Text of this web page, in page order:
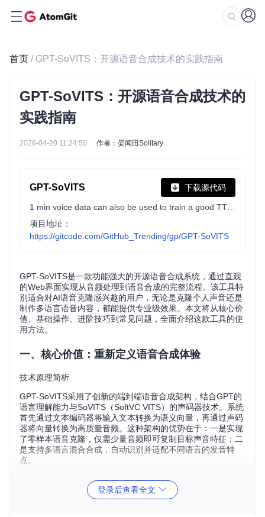
首页 / GPT-SoVITS：开源语音合成技术的实践指南
GPT-SoVITS：开源语音合成技术的
实践指南
2026-04-20 11:24:50 作者：晏闻田Solitary
GPT-SoVITS 下载源代码
项目地址：
https://gitcode.com/GitHub_Trending/gp/GPT-SoVITS
GPT-SoVITS是一款功能强大的开源语音合成系统，通过直观
的Web界面实现从音频处理到语音合成的完整流程。该工具特
别适合对AI语音克隆感兴趣的用户，无论是克隆个人声音还是
制作多语言语音内容，都能提供专业级效果。本文将从核心价
值、基础操作、进阶技巧到常见问题，全面介绍这款工具的使
用方法。
一、核心价值：重新定义语音合成体验
技术原理简析
GPT-SoVITS采用了创新的端到端语音合成架构，结合GPT的
语言理解能力与SoVITS（SoftVC VITS）的声码器技术。系统
首先通过文本编码器将输入文本转换为语义向量，再通过声码
器将向量转换为高质量音频。这种架构的优势在于：一是实现
了零样本语音克隆，仅需少量音频即可复制目标声音特征；二
是支持多语言混合合成，自动识别并适配不同语言的发音特
点。
使用前需确保设备满足以下条件：
登录后查看全文